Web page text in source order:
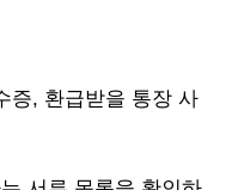
증, 환급받을 통장 사